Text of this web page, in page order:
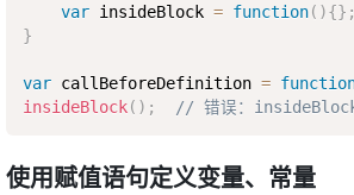
var insideBlock = function( ){} ;
}
var callBeforeDefinition =
insideBlock( ) ; // 错误：
使用赋值语句定义变量、常量